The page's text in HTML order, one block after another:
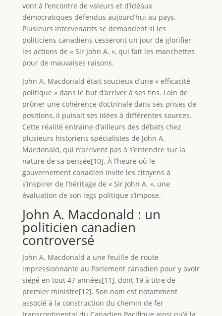
vont à l’encontre de valeurs et d’idéaux
démocratiques défendus aujourd’hui au pays.
Plusieurs intervenants se demandent si les
politiciens canadiens cesseront un jour de glorifier
les actions de « Sir John A. », qui fait les manchettes
pour de mauvaises raisons.
John A. Macdonald était soucieux d’une « efficacité
politique » dans le but d’arriver à ses fins. Loin de
prôner une cohérence doctrinale dans ses prises de
positions, il puisait ses idées à différentes sources.
Cette réalité entraine d’ailleurs des débats chez
plusieurs historiens spécialistes de John A.
Macdonald, qui n’arrivent pas à s’entendre sur la
nature de sa pensée[10]. À l’heure où le
gouvernement canadien invite les citoyens à
s’inspirer de l’héritage de « Sir John A. », une
évaluation de son legs politique s’impose.
John A. Macdonald : un
politicien canadien
controversé
John A. Macdonald a une feuille de route
impressionnante au Parlement canadien pour y avoir
siégé en tout 47 années[11], dont 19 à titre de
premier ministre[12]. Son nom est notamment
associé à la construction du chemin de fer
transcontinental du Canadien Pacifique ainsi qu’à la